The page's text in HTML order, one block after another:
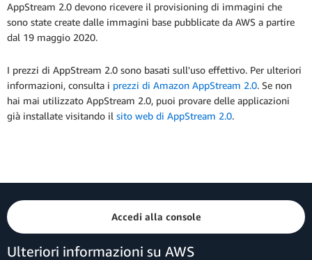
AppStream 2.0 devono ricevere il provisioning di immagini che
sono state create dalle immagini base pubblicate da AWS a partire
dal 19 maggio 2020.
I prezzi di AppStream 2.0 sono basati sull'uso effettivo. Per ulteriori
informazioni, consulta i prezzi di Amazon AppStream 2.0. Se non
hai mai utilizzato AppStream 2.0, puoi provare delle applicazioni
già installate visitando il sito web di AppStream 2.0.
Accedi alla console
Ulteriori informazioni su AWS